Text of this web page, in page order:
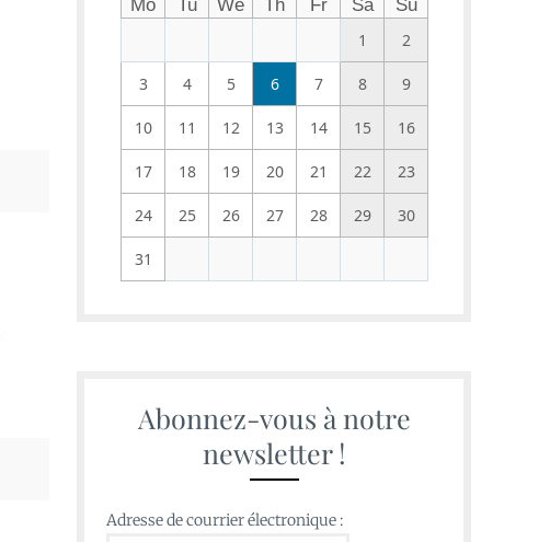
Mo Tu We Th Fr Sa
Su
1
2
3 4 5 6 7 8 9
10 11 12 13 14 15 16
17 18 19 20 21 22 23
24 25 26 27 28 29 30
31
Abonnez-vous à notre
newsletter !
Adresse de courrier électronique :